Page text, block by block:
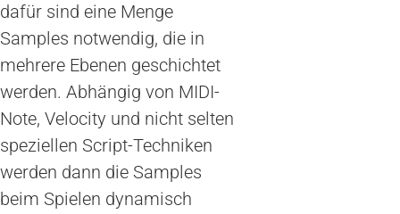
dafür sind eine Menge
Samples notwendig, die in
mehrere Ebenen geschichtet
werden. Abhängig von MIDI-
Note, Velocity und nicht selten
speziellen Script-Techniken
werden dann die Samples
beim Spielen dynamisch